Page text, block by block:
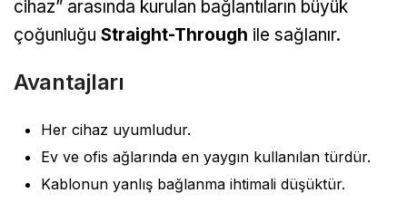
cihaz” arasında kurulan bağlantıların büyük
çoğunluğu Straight-Through ile sağlanır.
Avantajları
Her cihaz uyumludur.
Ev ve ofis ağlarında en yaygın kullanılan türdür.
Kablonun yanlış bağlanma ihtimali düşüktür.